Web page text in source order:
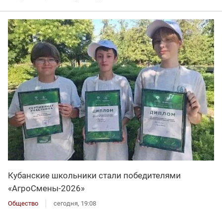
Кубанские школьники стали победителями
«АгроСмены-2026»
Общество сегодня, 19:08